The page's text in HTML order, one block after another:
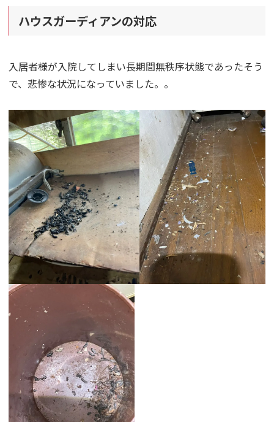
ハウスガーディアンの対応
入居者様が入院してしまい長期間無秩序状態であったそう
で、悲惨な状況になっていました。。